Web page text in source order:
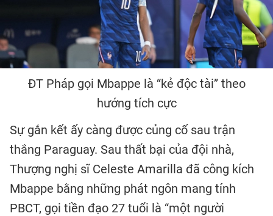
ĐT Pháp gọi Mbappe là “kẻ độc tài” theo
hướng tích cực
Sự gắn kết ấy càng được củng cố sau trận
thắng Paraguay. Sau thất bại của đội nhà,
Thượng nghị sĩ Celeste Amarilla đã công kích
Mbappe bằng những phát ngôn mang tính
PBCT, gọi tiền đạo 27 tuổi là “một người